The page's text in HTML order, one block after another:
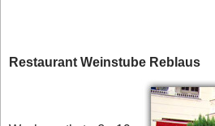
Restaurant Weinstube Reblaus